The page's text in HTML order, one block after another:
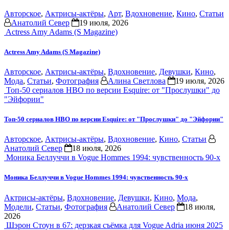
Авторское, Актрисы-актёры, Арт, Вдохновение, Кино, Статьи
Анатолий Север
19 июля, 2026
Actress Amy Adams (S Magazine)
Actress Amy Adams (S Magazine)
Авторское, Актрисы-актёры, Вдохновение, Девушки, Кино,
Мода, Статьи, Фотография Алина Светлова
19 июля, 2026
Топ-50 сериалов HBO по версии Esquire: от "Прослушки" до
"Эйфории"
Топ-50 сериалов HBO по версии Esquire: от "Прослушки" до "Эйфории"
Авторское, Актрисы-актёры, Вдохновение, Кино, Статьи
Анатолий Север
18 июля, 2026
Моника Беллуччи в Vogue Hommes 1994: чувственность 90-х
Моника Беллуччи в Vogue Hommes 1994: чувственность 90-х
Актрисы-актёры, Вдохновение, Девушки, Кино, Мода,
Модели, Статьи, Фотография Анатолий Север
18 июля,
2026
Шэрон Стоун в 67: дерзкая съёмка для Vogue Adria июня 2025